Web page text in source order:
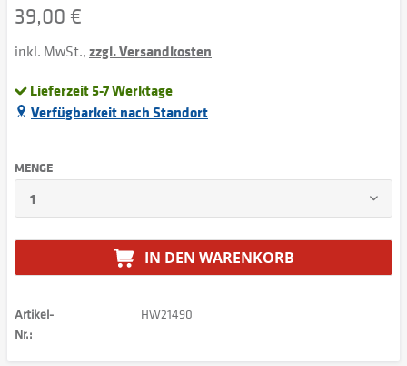
39,00 €
inkl. MwSt.,zzgl. Versandkosten
Lieferzeit 5-7 Werktage
Verfügbarkeit nach Standort
MENGE
IN DEN WARENKORB
Artikel-
Nr.:
HW21490